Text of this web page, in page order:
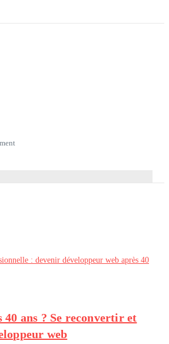
40 ans ? Se reconvertir et
web